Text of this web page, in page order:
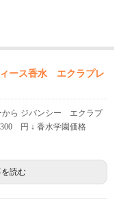
ース香水 エクラプレ
ら ジバンシー エクラプ
円 ↓ 香水学園価格
読む